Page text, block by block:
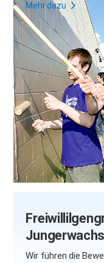
Mehr dazu
Wir führen die